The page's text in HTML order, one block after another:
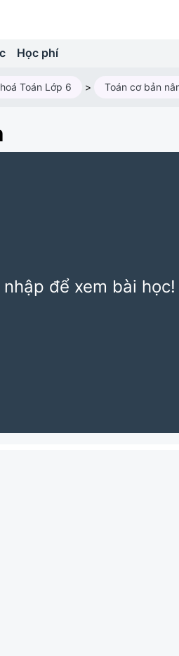
Học phí
Toán Lớp 6 >
để xem bài học!